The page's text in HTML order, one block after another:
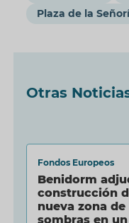
Plaza de la
Otras
Fondos Europeos
Benidorm
construcción
nueva zona de
sombras en